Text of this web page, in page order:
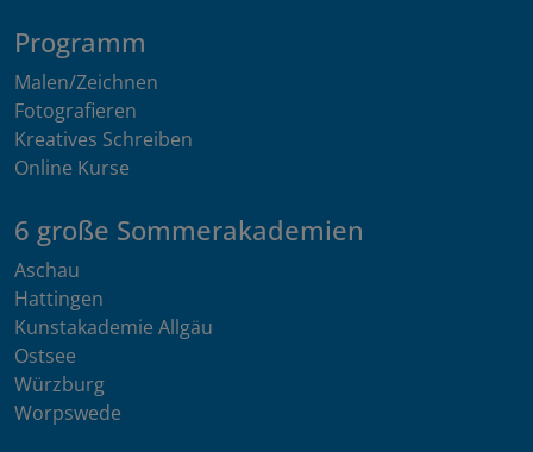
Programm
Malen/Zeichnen
Fotografieren
Kreatives Schreiben
Online Kurse
6 große Sommerakademien
Aschau
Hattingen
Kunstakademie Allgäu
Ostsee
Würzburg
Worpswede